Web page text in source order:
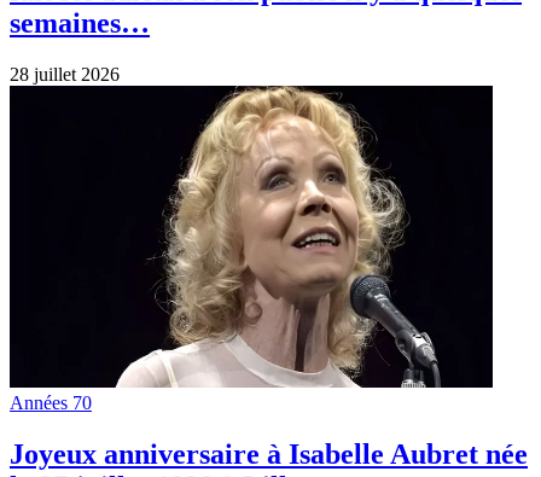
27 juillet 2026
Une pensée pour Sachat Distel décédé le
22 juillet 2024 à l’âge de 71 ans